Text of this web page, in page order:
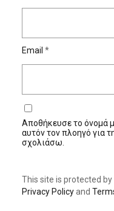
Email *
Αποθήκευσε το όνομά
αυτόν τον πλοηγό για
σχολιάσω.
This site is protected by
Privacy Policyand